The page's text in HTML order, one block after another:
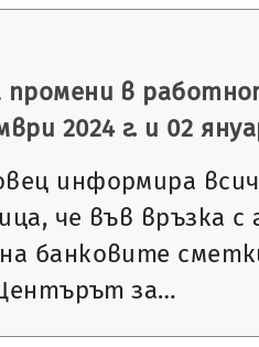
промени в
2024 г. и 02
информира
че във връзка
банковите
за…